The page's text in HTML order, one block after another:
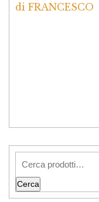
Valutato5su
di FRANCESCO
Cerca